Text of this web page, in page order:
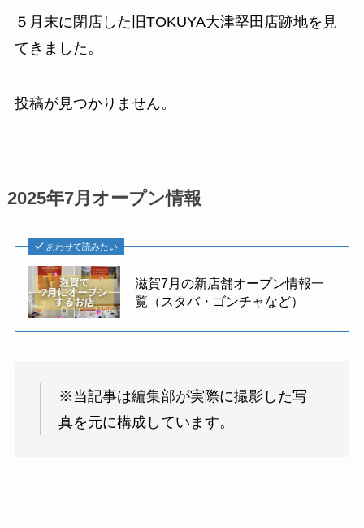
５月末に閉店した旧TOKUYA大津堅田店跡地を見
てきました。
投稿が見つかりません。
2025年7月オープン情報
あわせて読みたい
滋賀7月の新店舗オープン情報一
覧（スタバ・ゴンチャなど）
※当記事は編集部が実際に撮影した写
真を元に構成しています。